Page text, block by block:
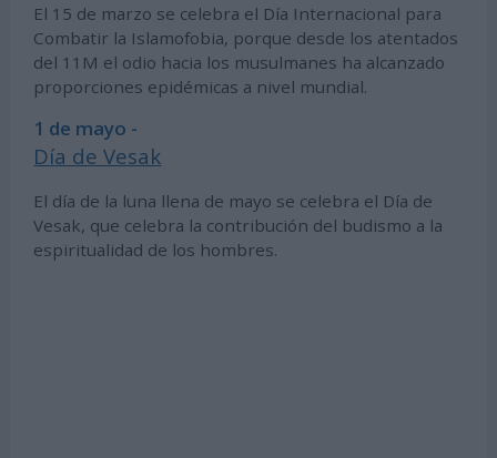
El 15 de marzo se celebra el Día Internacional para
Combatir la Islamofobia, porque desde los atentados
del 11M el odio hacia los musulmanes ha alcanzado
proporciones epidémicas a nivel mundial.
1 de mayo -
Día de Vesak
El día de la luna llena de mayo se celebra el Día de
Vesak, que celebra la contribución del budismo a la
espiritualidad de los hombres.